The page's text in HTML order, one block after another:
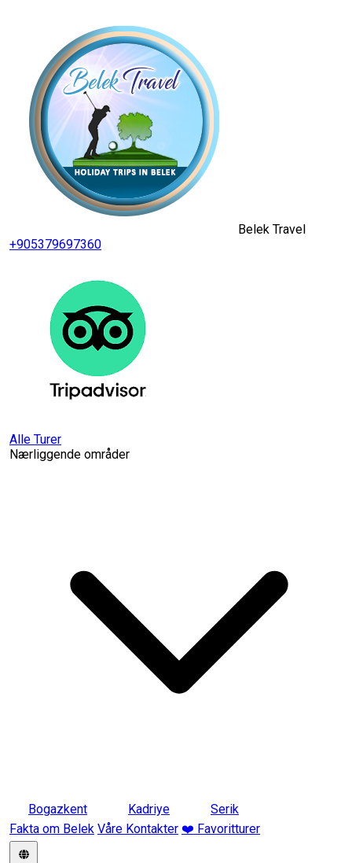
Belek Travel
+905379697360
Alle Turer
Nærliggende områder
Bogazkent Kadriye
Serik
Fakta om Belek Våre Kontakter ❤️ Favoritturer